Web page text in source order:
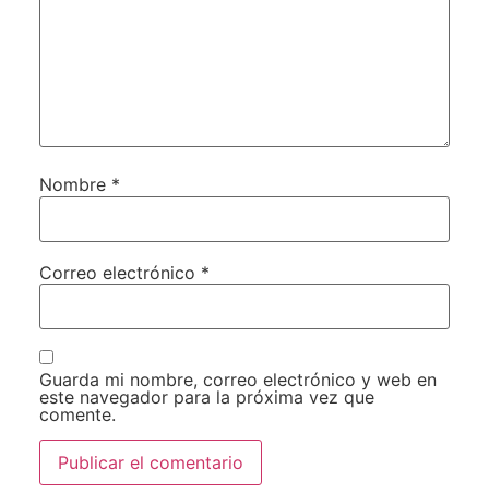
Nombre *
Correo electrónico *
Guarda mi nombre, correo electrónico y web en
este navegador para la próxima vez que
comente.